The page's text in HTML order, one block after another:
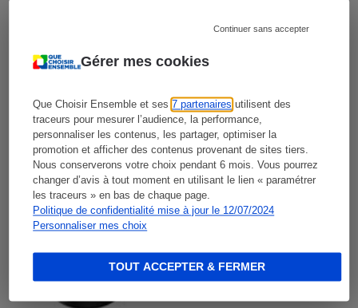
Gérer mes cookies
Que Choisir Ensemble et ses7 partenaires utilisent des
traceurs pour mesurer l’audience, la performance,
personnaliser les contenus, les partager, optimiser la
promotion et afficher des contenus provenant de sites tiers.
Nous conserverons votre choix pendant 6 mois. Vous pourrez
changer d’avis à tout moment en utilisant le lien « paramétrer
les traceurs » en bas de chaque page.
Politique de confidentialité mise à jour le 12/07/2024
Personnaliser mes choix
Continuer sans accepter
TOUT ACCEPTER & FERMER